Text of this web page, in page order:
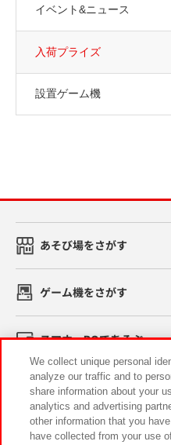
イベント&ニュース
入荷プライズ
設置ゲーム機
あそび場をさがす
ゲーム機をさがす
スマホ・PCであそぶ
イベント・キャンペーン
We collect unique personal
analyze our traffic and to
share information about your
analytics and advertising
other information that you
have collected from your use